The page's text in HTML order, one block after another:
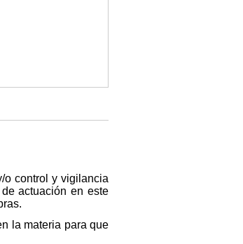
o control y vigilancia
actuación en este
la materia para que